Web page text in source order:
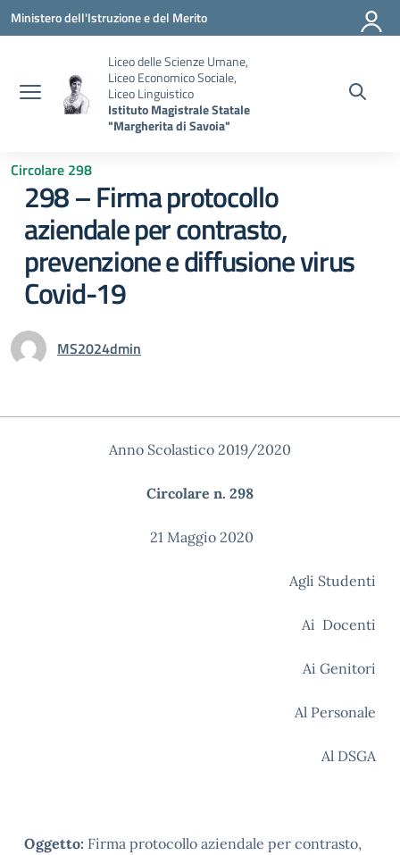
Vai ai contenuti
Vai al menu di navigazione
Vai al footer
Ministero dell'Istruzione e del Merito
Liceo delle Scienze Umane,
Liceo Economico Sociale,
Liceo Linguistico
Istituto Magistrale Statale
"Margherita di Savoia"
Circolare 298
298 – Firma protocollo
aziendale per contrasto,
prevenzione e diffusione virus
Covid-19
MS2024dmin
Anno Scolastico 2019/2020
Circolare n. 298
21 Maggio 2020
Agli Studenti
Ai Docenti
Ai Genitori
Al Personale
Al DSGA
Oggetto: Firma protocollo aziendale per contrasto,